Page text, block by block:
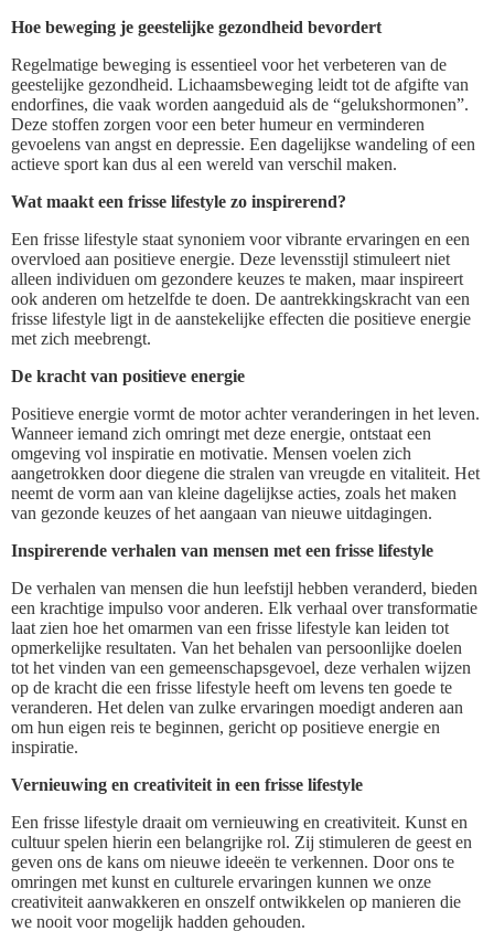
Hoe beweging je geestelijke gezondheid bevordert
Regelmatige beweging is essentieel voor het verbeteren van de
geestelijke gezondheid. Lichaamsbeweging leidt tot de afgifte van
endorfines, die vaak worden aangeduid als de “gelukshormonen”.
Deze stoffen zorgen voor een beter humeur en verminderen
gevoelens van angst en depressie. Een dagelijkse wandeling of een
actieve sport kan dus al een wereld van verschil maken.
Wat maakt een frisse lifestyle zo inspirerend?
Een frisse lifestyle staat synoniem voor vibrante ervaringen en een
overvloed aan positieve energie. Deze levensstijl stimuleert niet
alleen individuen om gezondere keuzes te maken, maar inspireert
ook anderen om hetzelfde te doen. De aantrekkingskracht van een
frisse lifestyle ligt in de aanstekelijke effecten die positieve energie
met zich meebrengt.
De kracht van positieve energie
Positieve energie vormt de motor achter veranderingen in het leven.
Wanneer iemand zich omringt met deze energie, ontstaat een
omgeving vol inspiratie en motivatie. Mensen voelen zich
aangetrokken door diegene die stralen van vreugde en vitaliteit. Het
neemt de vorm aan van kleine dagelijkse acties, zoals het maken
van gezonde keuzes of het aangaan van nieuwe uitdagingen.
Inspirerende verhalen van mensen met een frisse lifestyle
De verhalen van mensen die hun leefstijl hebben veranderd, bieden
een krachtige impulso voor anderen. Elk verhaal over transformatie
laat zien hoe het omarmen van een frisse lifestyle kan leiden tot
opmerkelijke resultaten. Van het behalen van persoonlijke doelen
tot het vinden van een gemeenschapsgevoel, deze verhalen wijzen
op de kracht die een frisse lifestyle heeft om levens ten goede te
veranderen. Het delen van zulke ervaringen moedigt anderen aan
om hun eigen reis te beginnen, gericht op positieve energie en
inspiratie.
Vernieuwing en creativiteit in een frisse lifestyle
Een frisse lifestyle draait om vernieuwing en creativiteit. Kunst en
cultuur spelen hierin een belangrijke rol. Zij stimuleren de geest en
geven ons de kans om nieuwe ideeën te verkennen. Door ons te
omringen met kunst en culturele ervaringen kunnen we onze
creativiteit aanwakkeren en onszelf ontwikkelen op manieren die
we nooit voor mogelijk hadden gehouden.